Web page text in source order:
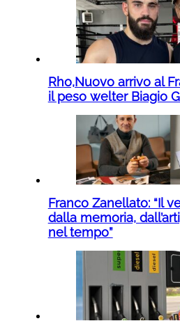
Rho,Nuovo arrivo al
il peso welter Biagio
Franco Zanellato: “Il
dalla memoria,
nel tempo”